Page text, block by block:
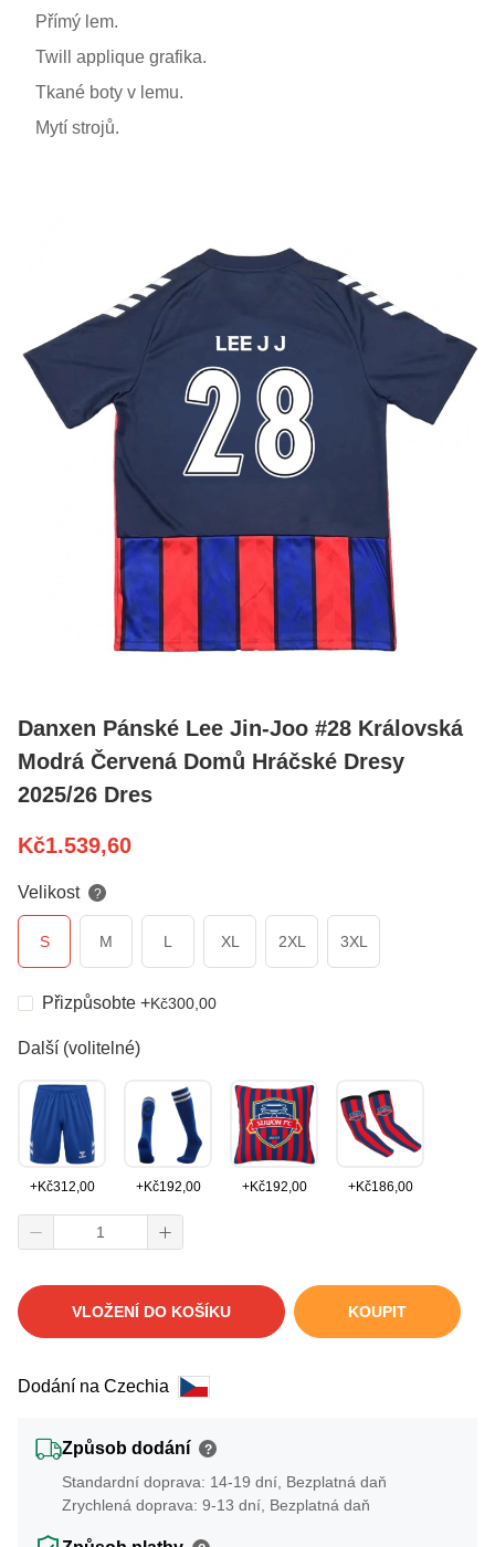
Přímý lem.
Twill applique grafika.
Tkané boty v lemu.
Mytí strojů.
Danxen Pánské Lee Jin-Joo #28 Královská
Modrá Červená Domů Hráčské Dresy
2025/26 Dres
Kč1.539,60
Velikost ?
S M L XL 2XL 3XL
Přizpůsobte +Kč300,00
Další (volitelné)
+Kč312,00 +Kč192,00 +Kč192,00 +Kč186,00
VLOŽENÍ DO KOŠÍKU KOUPIT
Dodání na Czechia
Způsob dodání ?
Standardní doprava: 14-19 dní, Bezplatná daň
Zrychlená doprava: 9-13 dní, Bezplatná daň